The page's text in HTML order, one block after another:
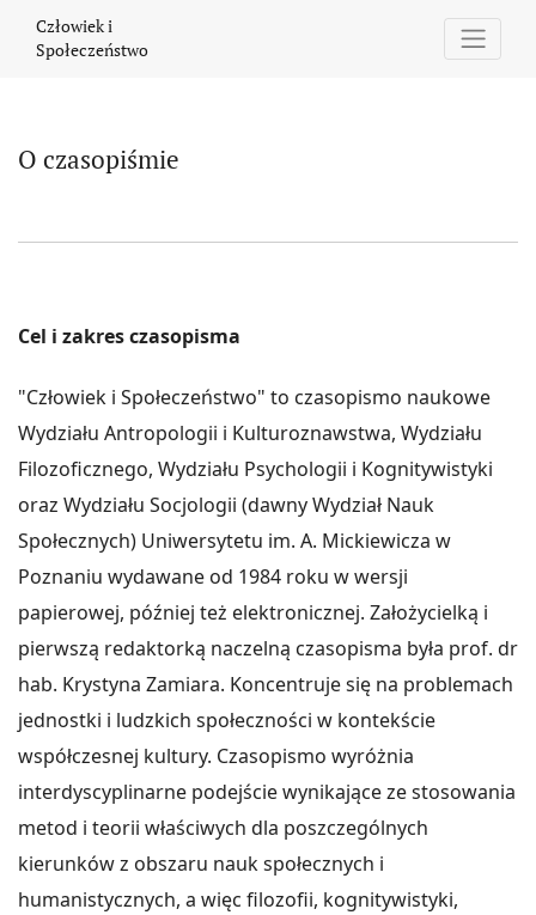
O czasopiśmie
Człowiek i
Społeczeństwo
O czasopiśmie
Cel i zakres czasopisma
"Człowiek i Społeczeństwo" to czasopismo naukowe
Wydziału Antropologii i Kulturoznawstwa, Wydziału
Filozoficznego, Wydziału Psychologii i Kognitywistyki
oraz Wydziału Socjologii (dawny Wydział Nauk
Społecznych) Uniwersytetu im. A. Mickiewicza w
Poznaniu wydawane od 1984 roku w wersji
papierowej, później też elektronicznej. Założycielką i
pierwszą redaktorką naczelną czasopisma była prof. dr
hab. Krystyna Zamiara. Koncentruje się na problemach
jednostki i ludzkich społeczności w kontekście
współczesnej kultury. Czasopismo wyróżnia
interdyscyplinarne podejście wynikające ze stosowania
metod i teorii właściwych dla poszczególnych
kierunków z obszaru nauk społecznych i
humanistycznych, a więc filozofii, kognitywistyki,